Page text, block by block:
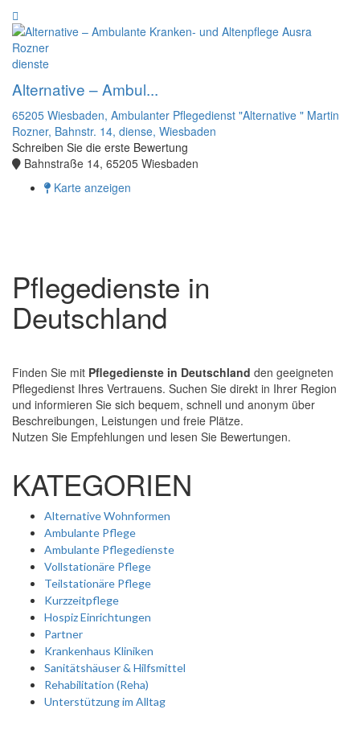
dienste
Alternative – Ambul...
65205 Wiesbaden, Ambulanter Pflegedienst "Alternative " Martin
Rozner, Bahnstr. 14, diense, Wiesbaden
Schreiben Sie die erste Bewertung
Bahnstraße 14, 65205 Wiesbaden
Karte anzeigen
Pflegedienste in
Deutschland
Finden Sie mit Pflegedienste in Deutschland den geeigneten
Pflegedienst Ihres Vertrauens. Suchen Sie direkt in Ihrer Region
und informieren Sie sich bequem, schnell und anonym über
Beschreibungen, Leistungen und freie Plätze.
Nutzen Sie Empfehlungen und lesen Sie Bewertungen.
KATEGORIEN
Alternative Wohnformen
Ambulante Pflege
Ambulante Pflegedienste
Vollstationäre Pflege
Teilstationäre Pflege
Kurzzeitpflege
Hospiz Einrichtungen
Partner
Krankenhaus Kliniken
Sanitätshäuser & Hilfsmittel
Rehabilitation (Reha)
Unterstützung im Alltag